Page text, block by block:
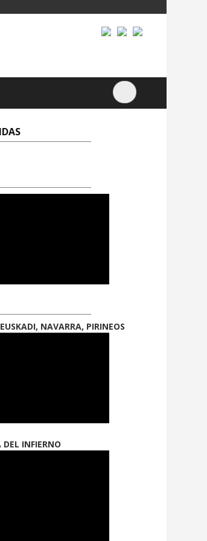
NAVARRA, PIRINEOS
INFIERNO